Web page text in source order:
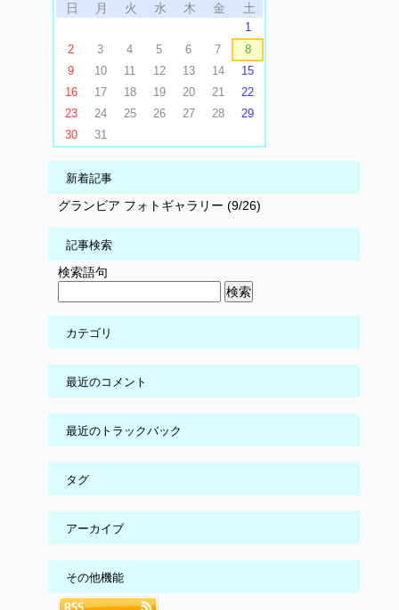
日
月 火 水 木 金 土
1
2
3 4 5 6 7
8
9
10 11 12 13 14
15
16
17 18 19 20 21
22
23
24 25 26 27 28
29
30
31
新着記事
グランビア フォトギャラリー (9/26)
記事検索
検索語句
カテゴリ
最近のコメント
最近のトラックバック
タグ
アーカイブ
その他機能